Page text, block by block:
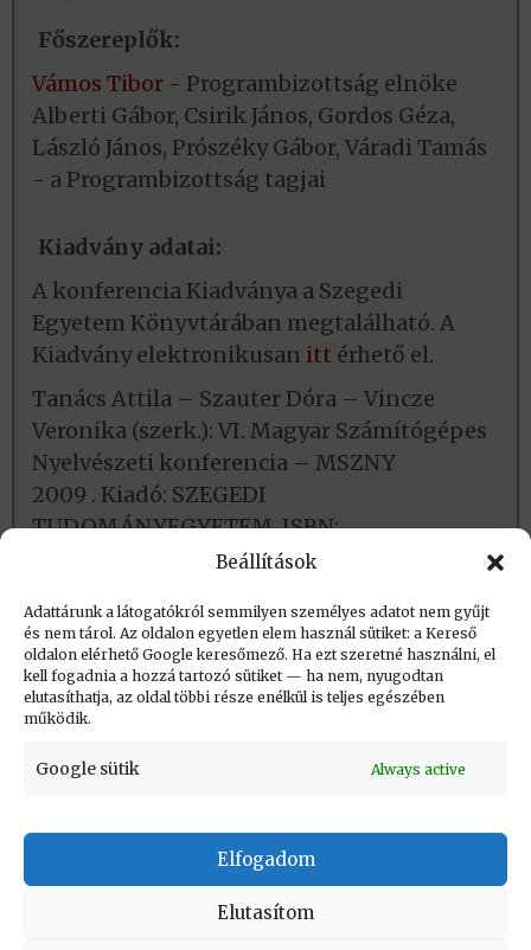
Beállítások
Adattárunk a látogatókról semmilyen személyes adatot nem gyűjt
és nem tárol. Az oldalon egyetlen elem használ sütiket: a Kereső
oldalon elérhető Google keresőmező. Ha ezt szeretné használni, el
kell fogadnia a hozzá tartozó sütiket — ha nem, nyugodtan
elutasíthatja, az oldal többi része enélkül is teljes egészében
működik.
Google sütik Always active
Elfogadom
Elutasítom
Főszereplők:
Vámos Tibor - Programbizottság elnöke
Alberti Gábor, Csirik János, Gordos Géza,
László János, Prószéky Gábor, Váradi Tamás
- a Programbizottság tagjai
Kiadvány adatai:
A konferencia Kiadványa a Szegedi
Egyetem Könyvtárában megtalálható. A
Kiadvány elektronikusan itt érhető el.
Tanács Attila – Szauter Dóra – Vincze
Veronika (szerk.): VI. Magyar Számítógépes
Nyelvészeti konferencia – MSZNY
2009 . Kiadó: SZEGEDI
TUDOMÁNYEGYETEM. ISBN:
0669001385624. 427 old.
Létrehozva (post_date): 2018.02.11. 14:45
Utolsó módosítás (post_modified): 2020.11.27.
11:26
Impresszum
Adatvédelmi tájékoztató